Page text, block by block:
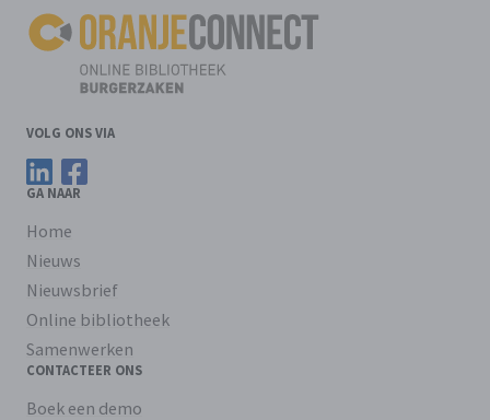
VOLG ONS VIA
Volg ons op LinkedIn
Volg ons op Facebook
GA NAAR
Home
Nieuws
Nieuwsbrief
Online bibliotheek
Samenwerken
CONTACTEER ONS
Boek een demo